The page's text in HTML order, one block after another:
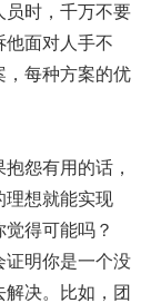
员时，千万不要
他面对人手不
，每种方案的优
怨有用的话，
理想就能实现
得可能吗？
证明你是一个没
决。比如，团